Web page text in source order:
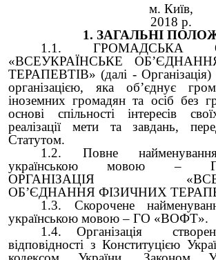
м. Київ,
2018 р.
1. ЗАГАЛЬНІ
1.1. ГРОМАДСЬКА
«ВСЕУКРАЇНСЬКЕ
ТЕРАПЕВТІВ» (далі - Організація)
організацією, яка об’єднує
іноземних громадян та осіб без
основі спільності інтересів
реалізації мети та завдань,
Статутом.
1.2. Повне найменування
українською мовою –
ОРГАНІЗАЦІЯ
ОБ’ЄДНАННЯ ФІЗИЧНИХ
1.3. Скорочене
українською мовою – ГО «ВОФТ».
1.4. Організація
відповідності з Конституцією